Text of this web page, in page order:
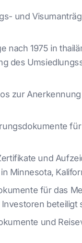
und
nach 1975 in
des
zur
und
Minnesota,
für das
beteiligt
und